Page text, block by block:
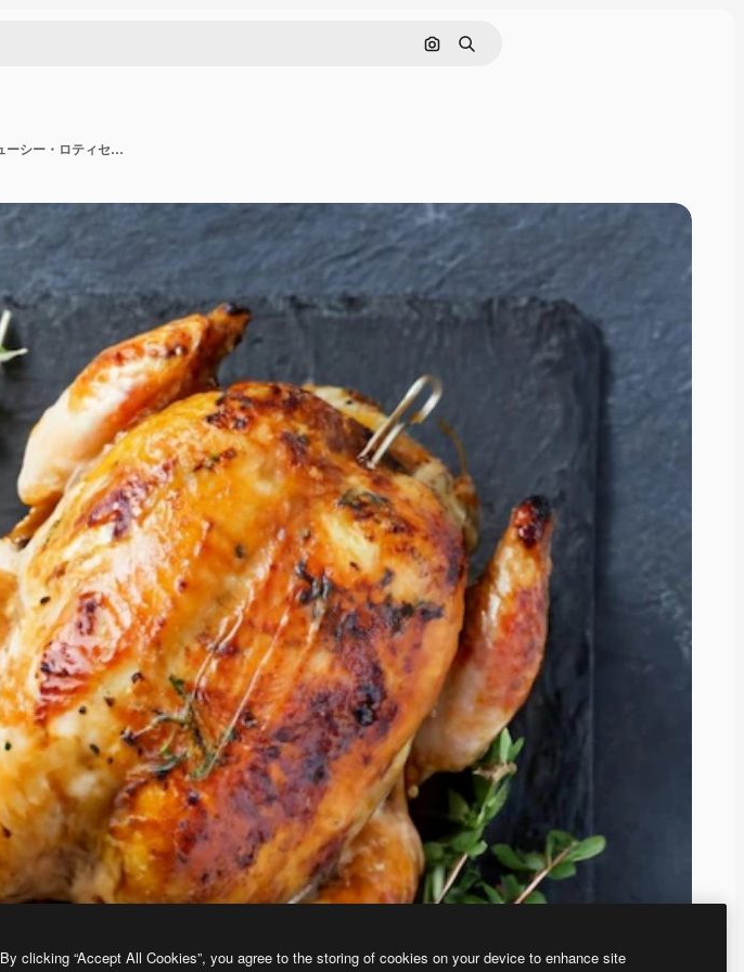
画像で検索
検索
テーブルの上にあるスレートボードのクローズアップの脆いジューシー・ロティセリー・チキンホリデー・ディッシュ
By clicking “Accept All Cookies”, you agree to the storing of cookies on your device to enhance site